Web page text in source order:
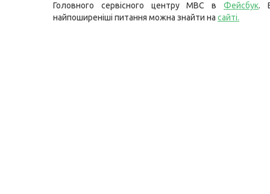
Головного сервісного центру МВС вФейсбук.
найпоширеніші питання можна знайти на сайті.